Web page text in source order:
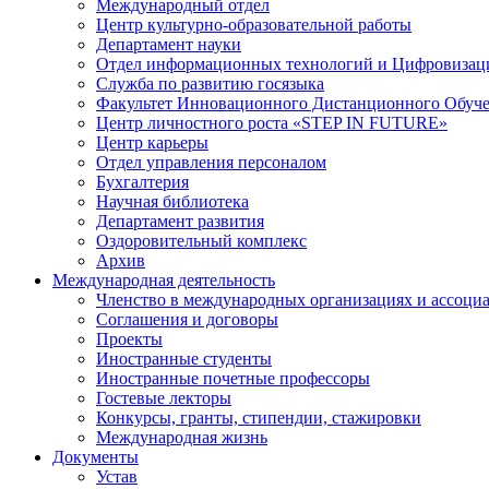
Международный отдел
Центр культурно-образовательной работы
Департамент науки
Отдел информационных технологий и
Служба по развитию госязыка
Факультет Инновационного Дистанционного
Центр личностного роста «STEP IN FUTURE»
Центр карьеры
Отдел управления персоналом
Бухгалтерия
Научная библиотека
Департамент развития
Оздоровительный комплекс
Архив
Международная деятельность
Членство в международных организациях и
Соглашения и договоры
Проекты
Иностранные студенты
Иностранные почетные профессоры
Гостевые лекторы
Конкурсы, гранты, стипендии, стажировки
Международная жизнь
Документы
Устав